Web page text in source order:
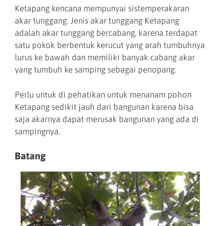
Ketapang kencana mempunyai sistemperakaran
akar tunggang. Jenis akar tunggang Ketapang
adalah akar tunggang bercabang, karena terdapat
satu pokok berbentuk kerucut yang arah tumbuhnya
lurus ke bawah dan memiliki banyak cabang akar
yang tumbuh ke samping sebagai penopang.
Perlu untuk di pehatikan untuk menanam pohon
Ketapang sedikit jauh dari bangunan karena bisa
saja akarnya dapat merusak bangunan yang ada di
sampingnya.
Batang